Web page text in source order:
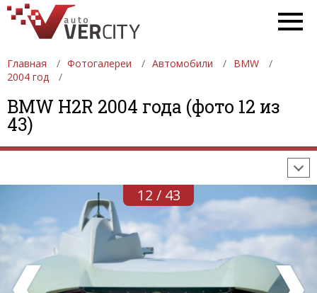
Главная Фотогалереи Автомобили
BMW
2004 год
BMW H2R 2004 года (фото 12 из
43)
ФОТОГАЛЕРЕИ АВТОМОБИЛИ
ДЕВУШКИ
АВТОСАЛОНЫ
12 / 43